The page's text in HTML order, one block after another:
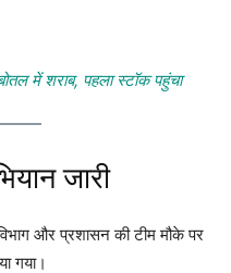
में शराब, पहला स्टॉक पहुंचा
जारी
और प्रशासन की टीम मौके पर
गया।